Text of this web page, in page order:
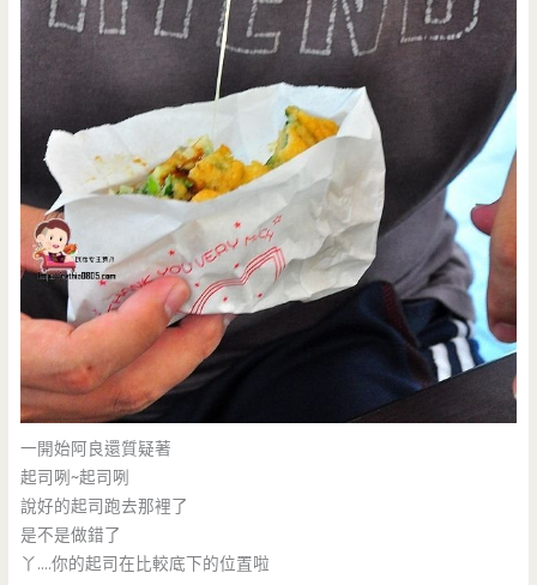
一開始阿良還質疑著
起司咧~起司咧
說好的起司跑去那裡了
是不是做錯了
丫….你的起司在比較底下的位置啦